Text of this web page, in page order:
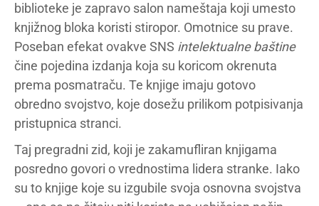
biblioteke je zapravo salon nameštaja koji umesto
knjižnog bloka koristi stiropor. Omotnice su prave.
Poseban efekat ovakve SNS intelektualne baštine
čine pojedina izdanja koja su koricom okrenuta
prema posmatraču. Te knjige imaju gotovo
obredno svojstvo, koje dosežu prilikom potpisivanja
pristupnica stranci.
Taj pregradni zid, koji je zakamufliran knjigama
posredno govori o vrednostima lidera stranke. Iako
su to knjige koje su izgubile svoja osnovna svojstva